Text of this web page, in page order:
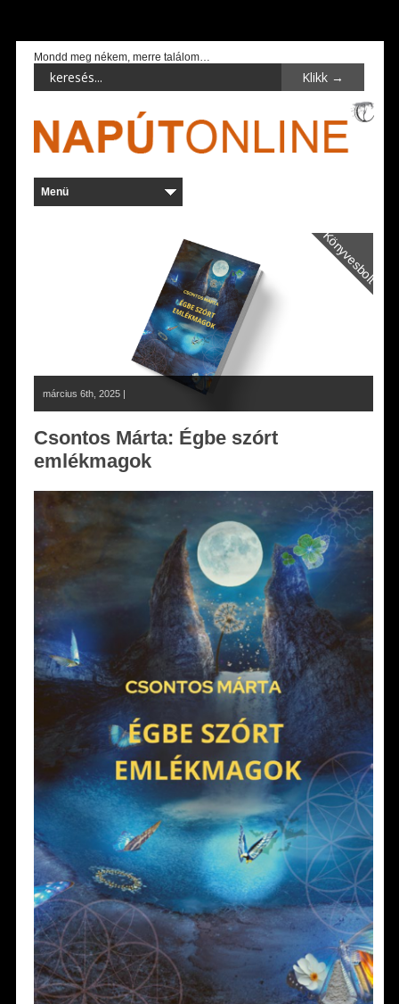
Mondd meg nékem, merre találom…
Könyvesbolt
március 6th, 2025 |
Csontos Márta: Égbe szórt
emlékmagok